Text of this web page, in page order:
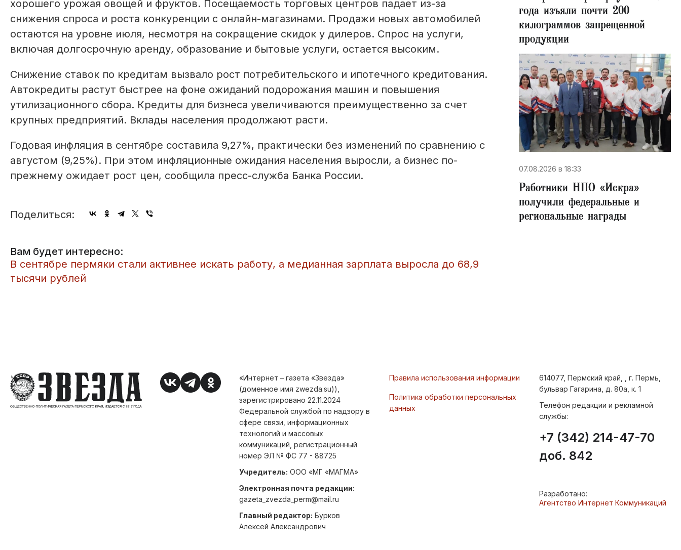
хорошего урожая овощей и фруктов. Посещаемость торговых центров падает из-за
снижения спроса и роста конкуренции с онлайн-магазинами. Продажи новых автомобилей
остаются на уровне июля, несмотря на сокращение скидок у дилеров. Спрос на услуги,
включая долгосрочную аренду, образование и бытовые услуги, остается высоким.
Снижение ставок по кредитам вызвало рост потребительского и ипотечного кредитования.
Автокредиты растут быстрее на фоне ожиданий подорожания машин и повышения
утилизационного сбора. Кредиты для бизнеса увеличиваются преимущественно за счет
крупных предприятий. Вклады населения продолжают расти.
Годовая инфляция в сентябре составила 9,27%, практически без изменений по сравнению с
августом (9,25%). При этом инфляционные ожидания населения выросли, а бизнес по-
прежнему ожидает рост цен, сообщила пресс-служба Банка России.
Поделиться:
Вам будет интересно:
​В сентябре пермяки стали активнее искать работу, а медианная зарплата выросла до 68,9
тысячи рублей
года изъяли почти 200
килограммов запрещенной
продукции
07.08.2026 в 18:33
Работники НПО «Искра»
получили федеральные и
региональные награды
«Интернет – газета «Звезда»
(доменное имя zwezda.su)),
зарегистрировано 22.11.2024
Федеральной службой по надзору в
сфере связи, информационных
технологий и массовых
коммуникаций, регистрационный
номер ЭЛ № ФС 77 - 88725
Учредитель: ООО «МГ «МАГМА»
Электронная почта редакции:
gazeta_zvezda_perm@mail.ru
Главный редактор: Бурков
Алексей Александрович
Правила использования информации
Политика обработки персональных
данных
614077, Пермский край, , г. Пермь,
бульвар Гагарина, д. 80а, к. 1
Телефон редакции и рекламной
службы:
+7 (342) 214-47-70
доб. 842
Разработано:
Агентство Интернет Коммуникаций